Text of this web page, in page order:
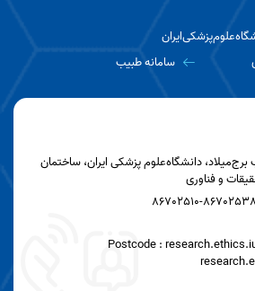
سامانه طبیب
دانشگاه‌علوم پزشکی ایران، ساختمان
و‌ فناوری
Postcode :